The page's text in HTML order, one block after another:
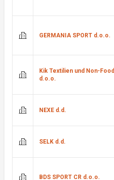
GERMANIA SPORT d.o.o.
Kik Textilien und Non-Food
d.o.o.
NEXE d.d.
SELK d.d.
BDS SPORT CR d.o.o.